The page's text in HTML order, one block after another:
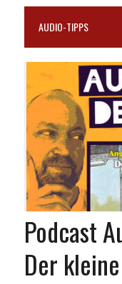
AUDIO-TIPPS
Podcast
Der